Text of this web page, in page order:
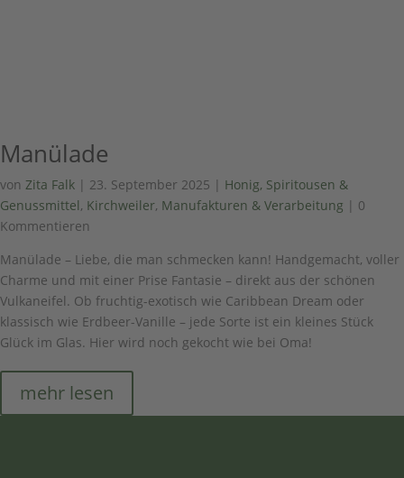
Manülade
von Zita Falk | 23. September 2025 | Honig, Spiritousen &
Genussmittel, Kirchweiler, Manufakturen & Verarbeitung | 0
Kommentieren
Manülade – Liebe, die man schmecken kann! Handgemacht, voller
Charme und mit einer Prise Fantasie – direkt aus der schönen
Vulkaneifel. Ob fruchtig-exotisch wie Caribbean Dream oder
klassisch wie Erdbeer-Vanille – jede Sorte ist ein kleines Stück
Glück im Glas. Hier wird noch gekocht wie bei Oma!
mehr lesen